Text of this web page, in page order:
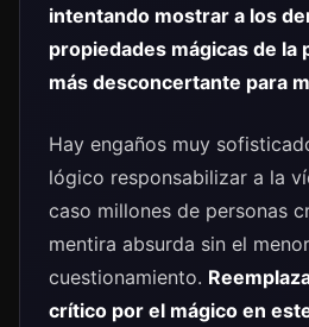
intentando mostrar a los
propiedades mágicas de la
más desconcertante para
Hay engaños muy
lógico responsabilizar a la
caso millones de personas
mentira absurda sin el menor
cuestionamiento.
crítico por el mágico en